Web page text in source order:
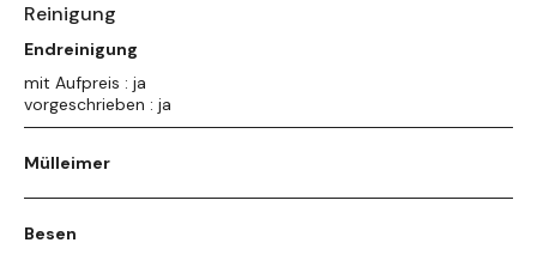
Reinigung
Endreinigung
mit Aufpreis : ja
vorgeschrieben : ja
Mülleimer
Besen